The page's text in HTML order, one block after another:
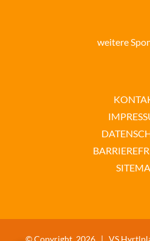
weitere
© Copyright 2026 | VS